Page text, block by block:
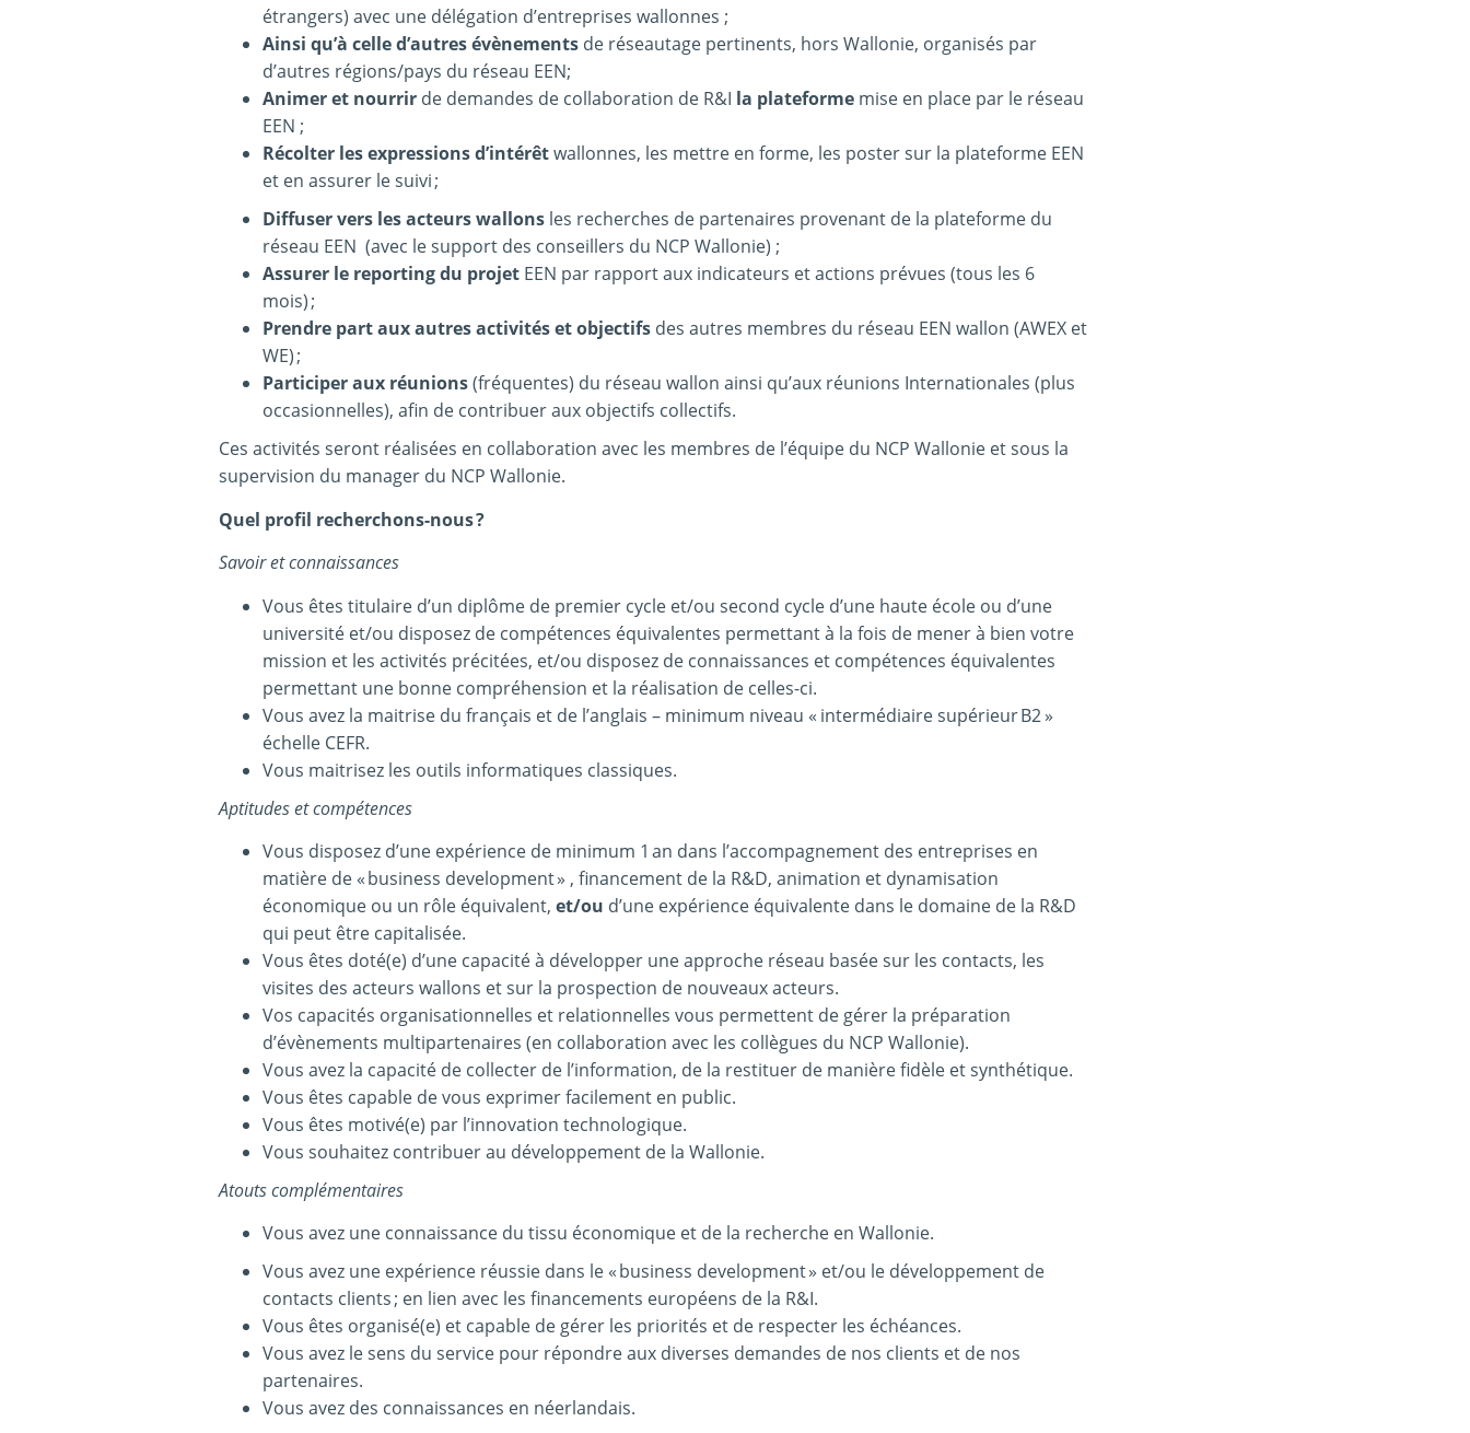
étrangers) avec une délégation d’entreprises wallonnes ;
Ainsi qu’à celle d’autresévènements de réseautage pertinents, hors Wallonie, organisés par
d’autres régions/pays du réseau EEN;
Animer et nourrir de demandes de collaboration de R&I la plateforme mise en place par le réseau
EEN ;
Récolter les expressions d’intérêtwallonnes, les mettre en forme, les poster sur la plateforme EEN
et en assurer le suivi ;
Diffuser vers les acteurs wallons les recherches de partenaires provenant de la plateforme du
réseau EEN (avec le support des conseillers du NCP Wallonie) ;
Assurer le reportingdu projet EEN par rapport aux indicateurs et actions prévues (tous les 6
mois) ;
Prendre part aux autres activités et objectifs des autres membres du réseau EEN wallon (AWEX et
WE) ;
Participer aux réunions(fréquentes) du réseau wallon ainsi qu’aux réunions Internationales (plus
occasionnelles), afin de contribuer aux objectifs collectifs.
Ces activités seront réalisées en collaboration avec les membres de l’équipe du NCP Wallonie et sous la
supervision du manager du NCP Wallonie.
Quel profil recherchons-nous ?
Savoir et connaissances
Vous êtes titulaire d’un diplôme de premier cycle et/ou second cycle d’une haute école ou d’une
université et/ou disposez de compétences équivalentes permettant à la fois de mener à bien votre
mission et les activités précitées, et/ou disposez de connaissances et compétences équivalentes
permettant une bonne compréhension et la réalisation de celles-ci.
Vous avez la maitrise du français et de l’anglais – minimum niveau « intermédiaire supérieur B2 »
échelle CEFR.
Vous maitrisez les outils informatiques classiques.
Aptitudes et compétences
Vous disposez d’une expérience de minimum 1 an dans l’accompagnement des entreprises en
matière de « business development » , financement de la R&D, animation et dynamisation
économique ou un rôle équivalent, et/ou d’une expérience équivalente dans le domaine de la R&D
qui peut être capitalisée.
Vous êtes doté(e) d’une capacité à développer une approche réseau basée sur les contacts, les
visites des acteurs wallons et sur la prospection de nouveaux acteurs.
Vos capacités organisationnelles et relationnelles vous permettent de gérer la préparation
d’évènements multipartenaires (en collaboration avec les collègues du NCP Wallonie).
Vous avez la capacité de collecter de l’information, de la restituer de manière fidèle et synthétique.
Vous êtes capable de vous exprimer facilement en public.
Vous êtes motivé(e) par l’innovation technologique.
Vous souhaitez contribuer au développement de la Wallonie.
Atouts complémentaires
Vous avez une connaissance du tissu économique et de la recherche en Wallonie.
Vous avez une expérience réussie dans le « business development » et/ou le développement de
contacts clients ; en lien avec les financements européens de la R&I.
Vous êtes organisé(e) et capable de gérer les priorités et de respecter les échéances.
Vous avez le sens du service pour répondre aux diverses demandes de nos clients et de nos
partenaires.
Vous avez des connaissances en néerlandais.